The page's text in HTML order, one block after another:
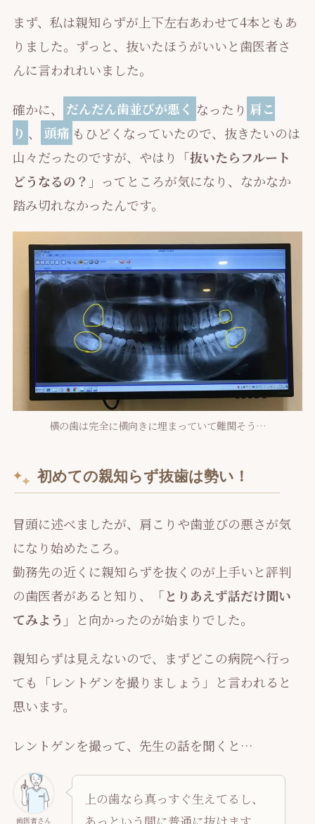
まず、私は親知らずが上下左右あわせて4本ともあ
りました。ずっと、抜いたほうがいいと歯医者さ
んに言われれいました。
確かに、 だんだん歯並びが悪く なったり 肩こ
り 、 頭痛 もひどくなっていたので、抜きたいのは
山々だったのですが、やはり
「抜いたらフルート
どうなるの？」 ってところが気になり、なかなか
踏み切れなかったんです。
横の歯は完全に横向きに埋まっていて難関そう…
初めての親知らず抜歯は勢い！
冒頭に述べましたが、肩こりや歯並びの悪さが気
になり始めたころ。
勤務先の近くに親知らずを抜くのが上手いと評判
の歯医者があると知り、
「とりあえず話だけ聞い
てみよう」
と向かったのが始まりでした。
親知らずは見えないので、まずどこの病院へ行っ
ても「レントゲンを撮りましょう」と言われると
思います。
レントゲンを撮って、先生の話を聞くと…
歯医者さん
上の歯なら真っすぐ生えてるし、